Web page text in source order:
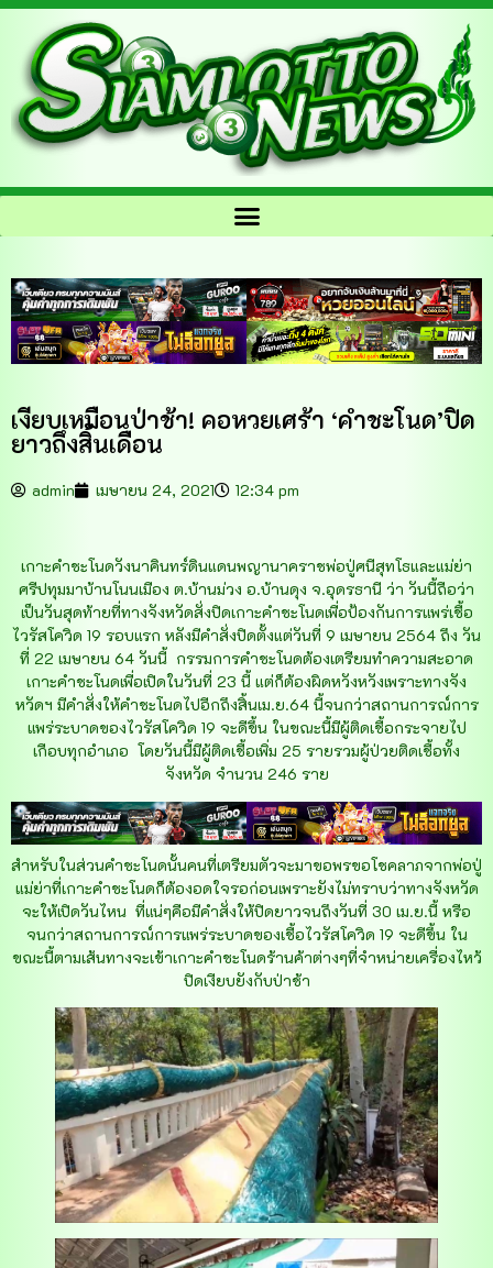
เงียบเหมือนป่าช้า! คอหวยเศร้า ‘คำชะโนด’ปิด
ยาวถึงสิ้นเดือน
admin เมษายน 24, 2021 12:34 pm
เกาะคำชะโนดวังนาคินทร์ดินแดนพญานาคราชพ่อปู่ศนีสุทโธและแม่ย่า
ศรีปทุมมาบ้านโนนเมือง ต.บ้านม่วง อ.บ้านดุง จ.อุดรธานี ว่า วันนี้ถือว่า
เป็นวันสุดท้ายที่ทางจังหวัดสั่งปิดเกาะคำชะโนดเพื่อป้องกันการแพร่เชื้อ
ไวรัสโควิด 19 รอบแรก หลังมีคำสั่งปิดตั้งแต่วันที่ 9 เมษายน 2564 ถึง วัน
ที่ 22 เมษายน 64 วันนี้ กรรมการคำชะโนดต้องเตรียมทำความสะอาด
เกาะคำชะโนดเพื่อเปิดในวันที่ 23 นี้ แต่ก็ต้องผิดหวังหวังเพราะทางจัง
หวัดฯ มีคำสั่งให้คำชะโนดไปอีกถึงสิ้นเม.ย.64 นี้จนกว่าสถานการณ์การ
แพร่ระบาดของไวรัสโควิด 19 จะดีขึ้น ในขณะนี้มีผู้ติดเชื้อกระจายไป
เกือบทุกอำเภอ โดยวันนี้มีผู้ติดเชื้อเพิ่ม 25 รายรวมผู้ป่วยติดเชื้อทั้ง
จังหวัด จำนวน 246 ราย
สำหรับในส่วนคำชะโนดนั้นคนที่เตรียมตัวจะมาขอพรขอโชคลาภจากพ่อปู่
แม่ย่าที่เกาะคำชะโนดก็ต้องอดใจรอก่อนเพราะยังไม่ทราบว่าทางจังหวัด
จะให้เปิดวันไหน ที่แน่ๆคือมีคำสั่งให้ปิดยาวจนถึงวันที่ 30 เม.ย.นี้ หรือ
จนกว่าสถานการณ์การแพร่ระบาดของเชื้อไวรัสโควิด 19 จะดีขึ้น ใน
ขณะนี้ตามเส้นทางจะเข้าเกาะคำชะโนดร้านค้าต่างๆที่จำหน่ายเครื่องไหว้
ปิดเงียบยังกับป่าช้า